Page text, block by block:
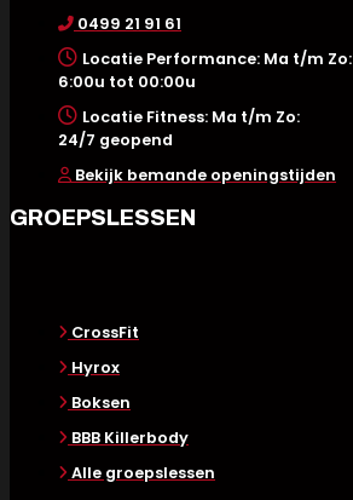
0499 21 91 61
Locatie Performance: Ma t/m Zo:
6:00u tot 00:00u
Locatie Fitness: Ma t/m Zo:
24/7 geopend
Bekijk bemande openingstijden
GROEPSLESSEN
CrossFit
Hyrox
Boksen
BBB Killerbody
Alle groepslessen